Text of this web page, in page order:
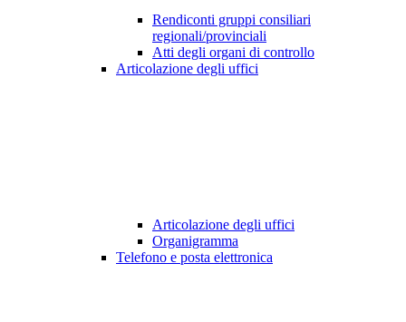
Rendiconti gruppi consiliari
regionali/provinciali
Atti degli organi di controllo
Articolazione degli uffici
Articolazione degli uffici
Organigramma
Telefono e posta elettronica